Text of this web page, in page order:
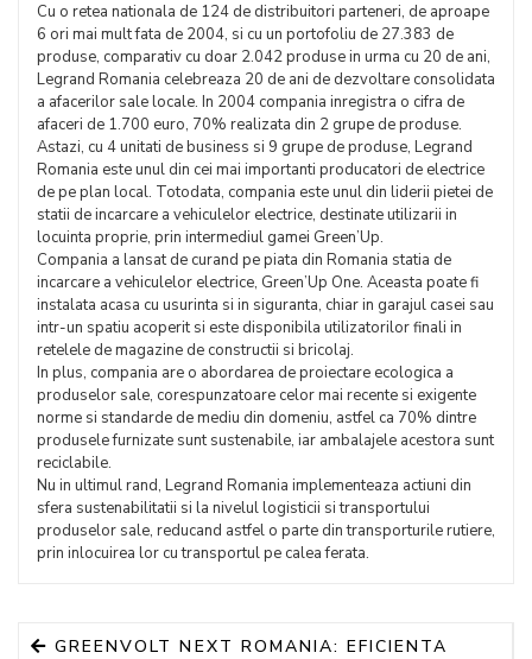
Cu o retea nationala de 124 de distribuitori parteneri, de aproape
6 ori mai mult fata de 2004, si cu un portofoliu de 27.383 de
produse, comparativ cu doar 2.042 produse in urma cu 20 de ani,
Legrand Romania celebreaza 20 de ani de dezvoltare consolidata
a afacerilor sale locale. In 2004 compania inregistra o cifra de
afaceri de 1.700 euro, 70% realizata din 2 grupe de produse.
Astazi, cu 4 unitati de business si 9 grupe de produse, Legrand
Romania este unul din cei mai importanti producatori de electrice
de pe plan local. Totodata, compania este unul din liderii pietei de
statii de incarcare a vehiculelor electrice, destinate utilizarii in
locuinta proprie, prin intermediul gamei Green’Up.
Compania a lansat de curand pe piata din Romania statia de
incarcare a vehiculelor electrice, Green’Up One. Aceasta poate fi
instalata acasa cu usurinta si in siguranta, chiar in garajul casei sau
intr-un spatiu acoperit si este disponibila utilizatorilor finali in
retelele de magazine de constructii si bricolaj.
In plus, compania are o abordarea de proiectare ecologica a
produselor sale, corespunzatoare celor mai recente si exigente
norme si standarde de mediu din domeniu, astfel ca 70% dintre
produsele furnizate sunt sustenabile, iar ambalajele acestora sunt
reciclabile.
Nu in ultimul rand, Legrand Romania implementeaza actiuni din
sfera sustenabilitatii si la nivelul logisticii si transportului
produselor sale, reducand astfel o parte din transporturile rutiere,
prin inlocuirea lor cu transportul pe calea ferata.
GREENVOLT NEXT ROMANIA: EFICIENTA